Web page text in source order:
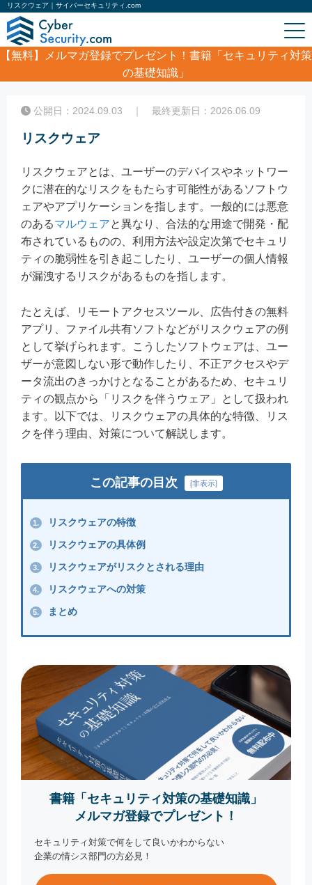
リスクウェア｜サイバーセキュリティ.com
【無料】
メルマガ登録でプレゼント！書籍「セキュリティ対策
の基礎知識」
リスクウェア
公開日：2024.09.03 ｜ 最終更新日：2026.06.09
リスクウェア
リスクウェアとは、ユーザーのデバイスやネットワー
クに潜在的なリスクをもたらす可能性があるソフトウ
ェアやアプリケーションを指します。一般的には悪意
のあるマルウェアと異なり、合法的な用途で開発・配
布されているものの、利用方法や設定次第でセキュリ
ティの脆弱性を引き起こしたり、ユーザーの個人情報
が漏洩するリスクがあるものを指します。
たとえば、リモートアクセスツール、広告付きの無料
アプリ、ファイル共有ソフトなどがリスクウェアの例
として挙げられます。こうしたソフトウェアは、ユー
ザーが意図しない形で動作したり、不正アクセスやデ
ータ流出のきっかけとなることがあるため、セキュリ
ティの観点から「リスクを伴うウェア」として扱われ
ます。以下では、リスクウェアの具体的な特徴、リス
クを伴う理由、対策について解説します。
この記事の目次 [非表示]
1. リスクウェアの特徴
2. リスクウェアの具体例
3. リスクウェアがリスクとされる理由
4. リスクウェアへの対策
5. まとめ
書籍「セキュリティ対策の基礎知識」
メルマガ登録でプレゼント！
セキュリティ対策で何をして良いかわからない
企業の情シス部門の方必見！